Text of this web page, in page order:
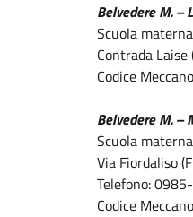
Belvedere M. –
Scuola
Contrada Laise
Codice
Belvedere M. –
Scuola
Via Fiordaliso
Telefono:
Codice